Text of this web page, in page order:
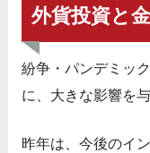
外貨投資と
紛争・パンデミッ
に、大きな影響を
昨年は、今後のイ